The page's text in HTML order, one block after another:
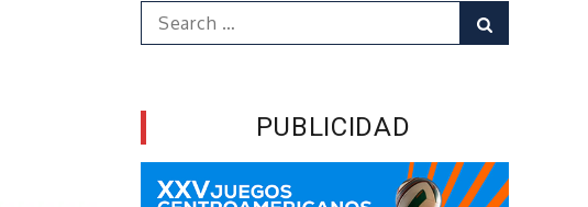
Search
for:
PUBLICIDAD